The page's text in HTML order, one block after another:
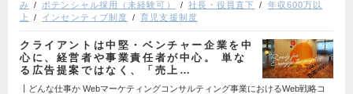
み
ポテンシャル採用（未経験可） 社長・役員直下
年収600万以
上
インセンティブ制度 育児支援制度
クライアントは中堅・ベンチャー企業を中
心に、経営者や事業責任者が中心。 単な
る広告提案ではなく、「売上…
┃どんな仕事か Webマーケティングコンサルティング事業におけるWeb戦略コ